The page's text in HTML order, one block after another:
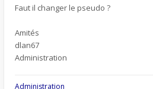
Faut il changer le pseudo ?
Amités
dlan67
Administration
Administration